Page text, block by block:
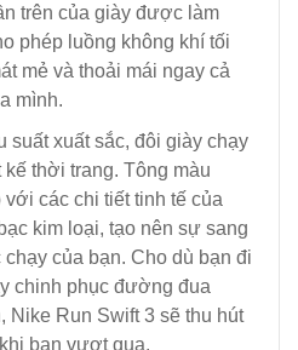
trên của giày được làm
phép luồng không khí tối
mẻ và thoải mái ngay cả
mình.
suất xuất sắc, đôi giày chạy
thời trang. Tông màu
các chi tiết tinh tế của
kim loại, tạo nên sự sang
của bạn. Cho dù bạn đi
chinh phục đường đua
Nike Run Swift 3 sẽ thu hút
bạn vượt qua.